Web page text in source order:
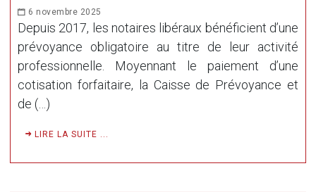
6 novembre 2025
Depuis 2017, les notaires libéraux bénéficient d’une
prévoyance obligatoire au titre de leur activité
professionnelle. Moyennant le paiement d’une
cotisation forfaitaire, la Caisse de Prévoyance et
de (…)
LIRE LA SUITE ...